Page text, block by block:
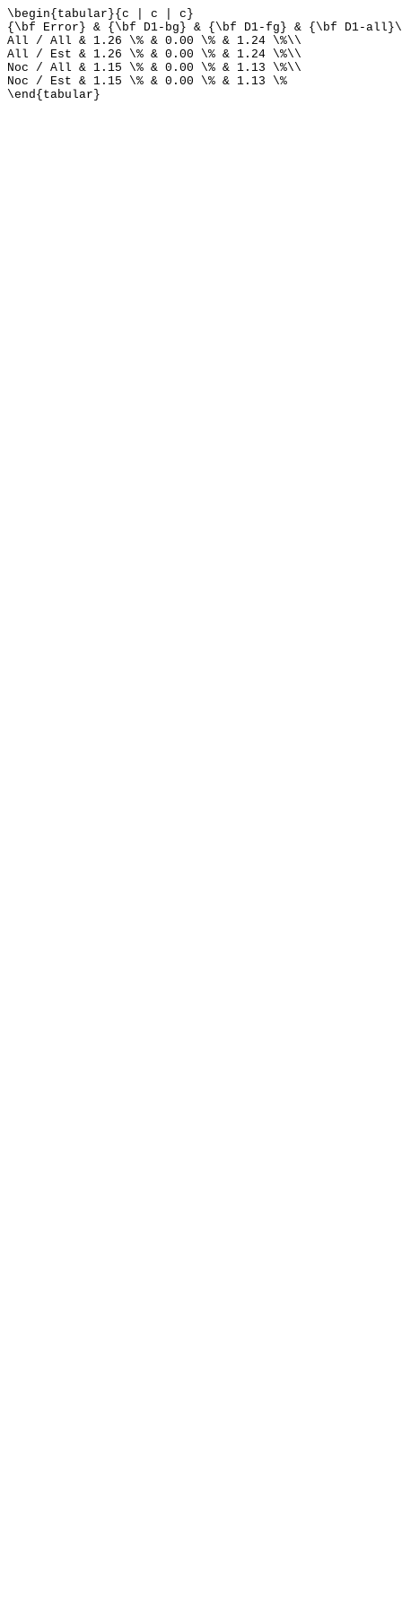
\begin{tabular}{c | c | c}
{\bf Error} & {\bf D1-bg} & {\bf D1-fg} & {\bf D1-
All / All & 1.26 \% & 0.00 \% & 1.24 \%\\
All / Est & 1.26 \% & 0.00 \% & 1.24 \%\\
Noc / All & 1.15 \% & 0.00 \% & 1.13 \%\\
Noc / Est & 1.15 \% & 0.00 \% & 1.13 \%
\end{tabular}